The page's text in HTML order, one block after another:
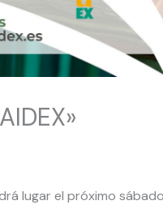
lugar el próximo